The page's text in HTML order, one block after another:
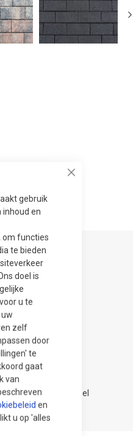
gebruik
inhoud en
om functies
te bieden
doel is
u te
zelf
door
te
gaat
van
en
u op 'alles
om eventueel